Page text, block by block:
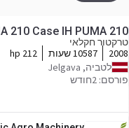
210 Case IH PUMA 210
טרקטור חקלאי
2008
10587 שעות
212 hp
לטביה, Jelgava
פורסם: 2חודש